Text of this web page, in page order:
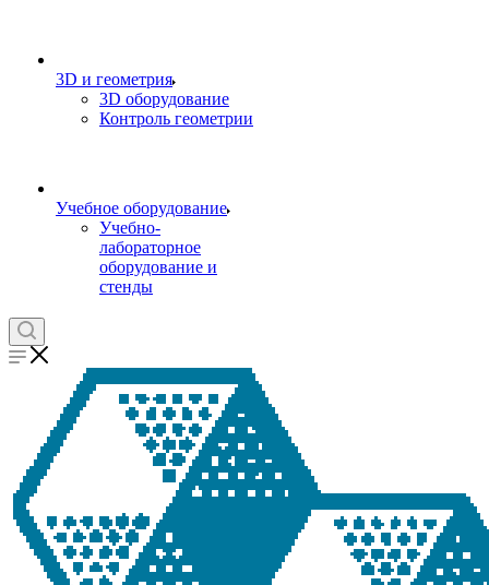
3D и геометрия
3D оборудование
Контроль геометрии
Учебное оборудование
Учебно-
лабораторное
оборудование и
стенды